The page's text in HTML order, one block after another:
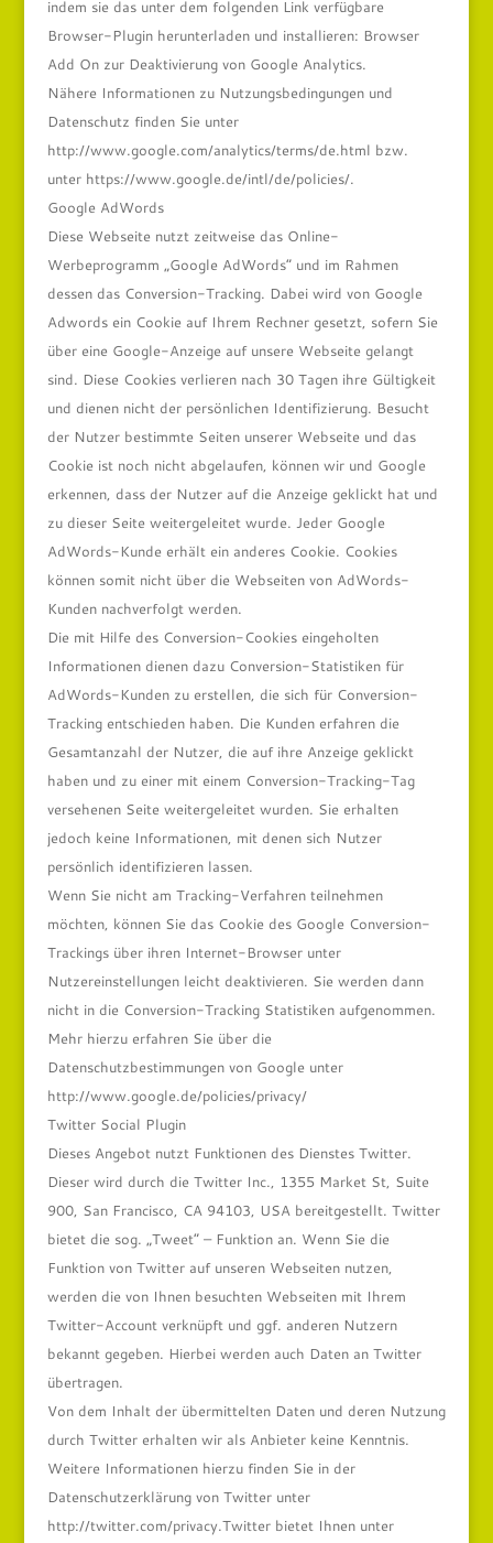
indem sie das unter dem folgenden Link verfügbare
Browser-Plugin herunterladen und installieren: Browser
Add On zur Deaktivierung von Google Analytics.
Nähere Informationen zu Nutzungsbedingungen und
Datenschutz finden Sie unter
http://www.google.com/analytics/terms/de.html bzw.
unter https://www.google.de/intl/de/policies/.
Google AdWords
Diese Webseite nutzt zeitweise das Online-
Werbeprogramm „Google AdWords“ und im Rahmen
dessen das Conversion-Tracking. Dabei wird von Google
Adwords ein Cookie auf Ihrem Rechner gesetzt, sofern Sie
über eine Google-Anzeige auf unsere Webseite gelangt
sind. Diese Cookies verlieren nach 30 Tagen ihre Gültigkeit
und dienen nicht der persönlichen Identifizierung. Besucht
der Nutzer bestimmte Seiten unserer Webseite und das
Cookie ist noch nicht abgelaufen, können wir und Google
erkennen, dass der Nutzer auf die Anzeige geklickt hat und
zu dieser Seite weitergeleitet wurde. Jeder Google
AdWords-Kunde erhält ein anderes Cookie. Cookies
können somit nicht über die Webseiten von AdWords-
Kunden nachverfolgt werden.
Die mit Hilfe des Conversion-Cookies eingeholten
Informationen dienen dazu Conversion-Statistiken für
AdWords-Kunden zu erstellen, die sich für Conversion-
Tracking entschieden haben. Die Kunden erfahren die
Gesamtanzahl der Nutzer, die auf ihre Anzeige geklickt
haben und zu einer mit einem Conversion-Tracking-Tag
versehenen Seite weitergeleitet wurden. Sie erhalten
jedoch keine Informationen, mit denen sich Nutzer
persönlich identifizieren lassen.
Wenn Sie nicht am Tracking-Verfahren teilnehmen
möchten, können Sie das Cookie des Google Conversion-
Trackings über ihren Internet-Browser unter
Nutzereinstellungen leicht deaktivieren. Sie werden dann
nicht in die Conversion-Tracking Statistiken aufgenommen.
Mehr hierzu erfahren Sie über die
Datenschutzbestimmungen von Google unter
http://www.google.de/policies/privacy/
Twitter Social Plugin
Dieses Angebot nutzt Funktionen des Dienstes Twitter.
Dieser wird durch die Twitter Inc., 1355 Market St, Suite
900, San Francisco, CA 94103, USA bereitgestellt. Twitter
bietet die sog. „Tweet“ – Funktion an. Wenn Sie die
Funktion von Twitter auf unseren Webseiten nutzen,
werden die von Ihnen besuchten Webseiten mit Ihrem
Twitter-Account verknüpft und ggf. anderen Nutzern
bekannt gegeben. Hierbei werden auch Daten an Twitter
übertragen.
Von dem Inhalt der übermittelten Daten und deren Nutzung
durch Twitter erhalten wir als Anbieter keine Kenntnis.
Weitere Informationen hierzu finden Sie in der
Datenschutzerklärung von Twitter unter
http://twitter.com/privacy.Twitter bietet Ihnen unter